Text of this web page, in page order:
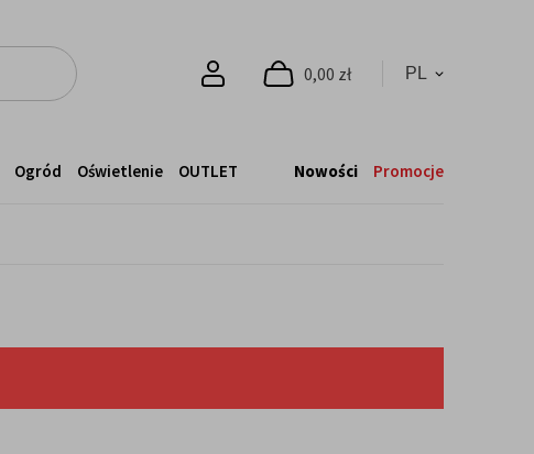
0,00 zł
Nowości Promocje
Ogród Oświetlenie OUTLET